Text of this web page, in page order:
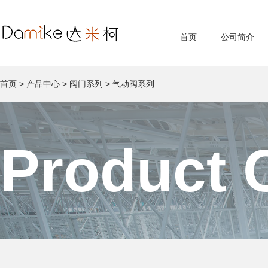
首页 公司简介
首页 > 产品中心 > 阀门系列 > 气动阀系列
Product